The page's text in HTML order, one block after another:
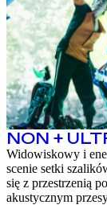
NON +
Widowiskowy i
scenie setki
się z przestrzenią
akustycznym